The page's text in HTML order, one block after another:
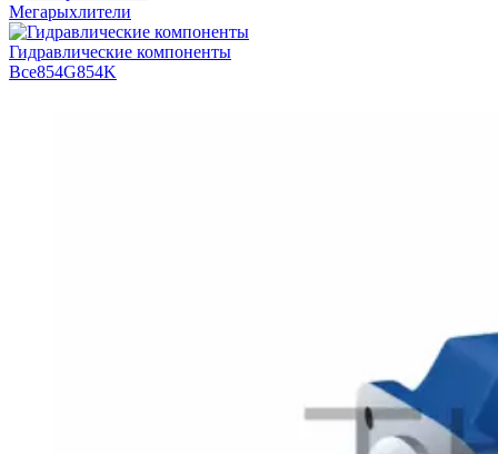
Мегарыхлители
Гидравлические компоненты
Все854G854K